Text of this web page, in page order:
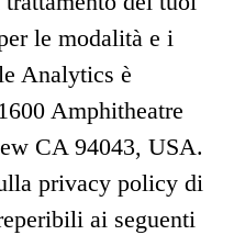
le modalità e i
Analytics è
Amphitheatre
CA 94043, USA.
privacy policy di
ai seguenti